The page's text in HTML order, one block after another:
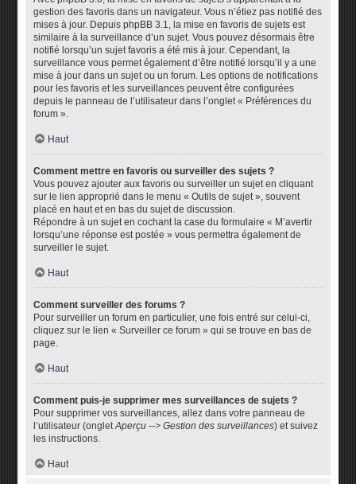
gestion des favoris dans un navigateur. Vous n’étiez pas notifié des
mises à jour. Depuis phpBB 3.1, la mise en favoris de sujets est
similaire à la surveillance d’un sujet. Vous pouvez désormais être
notifié lorsqu’un sujet favoris a été mis à jour. Cependant, la
surveillance vous permet également d’être notifié lorsqu’il y a une
mise à jour dans un sujet ou un forum. Les options de notifications
pour les favoris et les surveillances peuvent être configurées
depuis le panneau de l’utilisateur dans l’onglet « Préférences du
forum ».
Haut
Comment mettre en favoris ou surveiller des sujets ?
Vous pouvez ajouter aux favoris ou surveiller un sujet en cliquant
sur le lien approprié dans le menu « Outils de sujet », souvent
placé en haut et en bas du sujet de discussion.
Répondre à un sujet en cochant la case du formulaire « M’avertir
lorsqu’une réponse est postée » vous permettra également de
surveiller le sujet.
Haut
Comment surveiller des forums ?
Pour surveiller un forum en particulier, une fois entré sur celui-ci,
cliquez sur le lien « Surveiller ce forum » qui se trouve en bas de
page.
Haut
Comment puis-je supprimer mes surveillances de sujets ?
Pour supprimer vos surveillances, allez dans votre panneau de
l’utilisateur (ongletAperçu --> Gestion des surveillances) et suivez
les instructions.
Haut